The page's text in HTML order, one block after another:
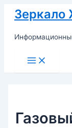
Перейти
содержимому
Зеркало
Main
Menu